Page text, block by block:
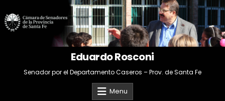
to
content
Eduardo Rosconi
Senador por el Departamento Caseros – Prov. de Santa Fe
Menu